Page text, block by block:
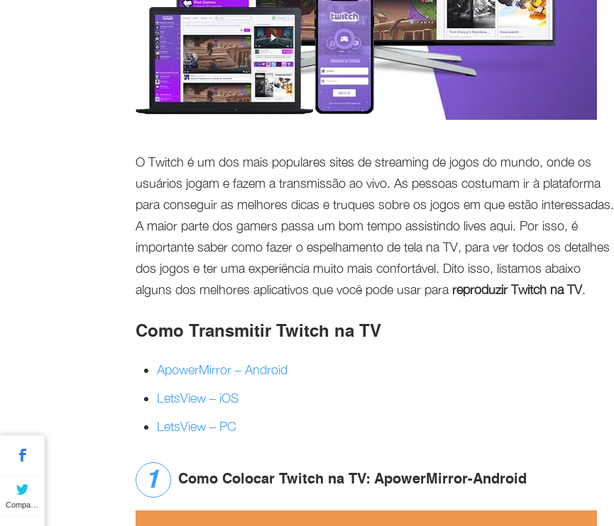
O Twitch é um dos mais populares sites de streaming de jogos do mundo, onde os
usuários jogam e fazem a transmissão ao vivo. As pessoas costumam ir à plataforma
para conseguir as melhores dicas e truques sobre os jogos em que estão interessadas.
A maior parte dos gamers passa um bom tempo assistindo lives aqui. Por isso, é
importante saber como fazer o espelhamento de tela na TV, para ver todos os detalhes
dos jogos e ter uma experiência muito mais confortável. Dito isso, listamos abaixo
alguns dos melhores aplicativos que você pode usar para reproduzir Twitch na TV.
Como Transmitir Twitch na TV
ApowerMirror – Android
LetsView – iOS
LetsView – PC
Como Colocar Twitch na TV: ApowerMirror-Android